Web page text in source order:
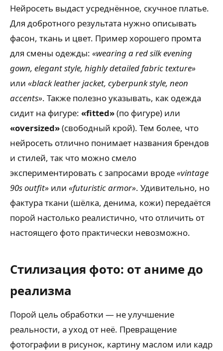
Нейросеть выдаст усреднённое, скучное платье.
Для добротного результата нужно описывать
фасон, ткань и цвет. Пример хорошего промта
для смены одежды: «wearing a red silk evening
gown, elegant style, highly detailed fabric texture»
или «black leather jacket, cyberpunk style, neon
accents». Также полезно указывать, как одежда
сидит на фигуре: «fitted»(по фигуре) или
«oversized»(свободный крой). Тем более, что
нейросеть отлично понимает названия брендов
и стилей, так что можно смело
экспериментировать с запросами вроде«vintage
90s outfit» или «futuristic armor». Удивительно, но
фактура ткани (шёлка, денима, кожи) передаётся
порой настолько реалистично, что отличить от
настоящего фото практически невозможно.
Стилизация фото: от аниме до
реализма
Порой цель обработки — не улучшение
реальности, а уход от неё. Превращение
фотографии в рисунок, картину маслом или кадр